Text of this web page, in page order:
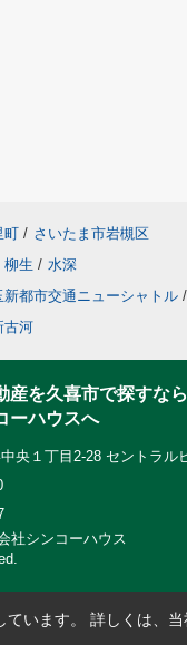
町 / さいたま市岩槻区
柳生 / 水深
新都市交通ニューシャトル /
古河
産を久喜市で探すなら
ーハウスへ
央１丁目2-28 セントラル
社シンコーハウス
います。 詳しくは、当